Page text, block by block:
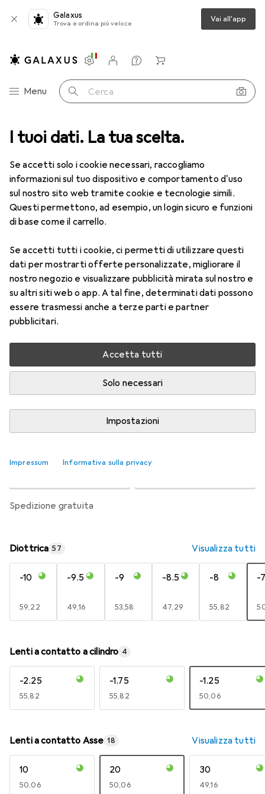
I tuoi dati. La tua scelta.
Se accetti solo i cookie necessari, raccogliamo
informazioni sul tuo dispositivo e comportamento d'uso
sul nostro sito web tramite cookie e tecnologie simili.
Questi permettono, ad esempio, un login sicuro e funzioni
di base come il carrello.
Se accetti tutti i cookie, ci permetti di utilizzare questi
dati per mostrarti offerte personalizzate, migliorare il
nostro negozio e visualizzare pubblicità mirata sul nostro e
su altri siti web o app. A tal fine, determinati dati possono
essere trasmessi anche a terze parti e partner
pubblicitari.
Accetta tutti
Solo necessari
Impostazioni
Impressum Informativa sulla privacy
Galaxus
Trova e ordina più veloce Vai all'app
Categoria Navigazione
Menu Cerca
Impostazioni
Conto cliente
Liste di confronto
Liste dei desideri
Carrello
Lenti a contatto Air Optix più HydraGlyde per l'astigmatismo
1 Immagine
−6%
Air Optix più HydraGlyde per
l'astigmatismo
-7.5, Obiettivo mensile, 6 pz., Torico
Prezzo in EUR IVA incl.
Valutazioni
Consegna tra lun, 17/8 e mer, 19/8
Più di 10 pezzi in stock presso il fornitore
spedizione gratuita
Diottrica 57 Visualizza tutti
-10
EUR
59,22
-9.5
EUR
49,16
-9
EUR
53,58
-8.5
EUR
47,29
-8
EUR
55,82
-
Lenti a contatto a cilindro 4
-2.25
EUR
55,82
-1.75
EUR
55,82
-1.25
EUR
50,06
Lenti a contatto Asse 18 Visualizza tutti
10
EUR
50,06
20
EUR
50,06
30
EUR
49,16